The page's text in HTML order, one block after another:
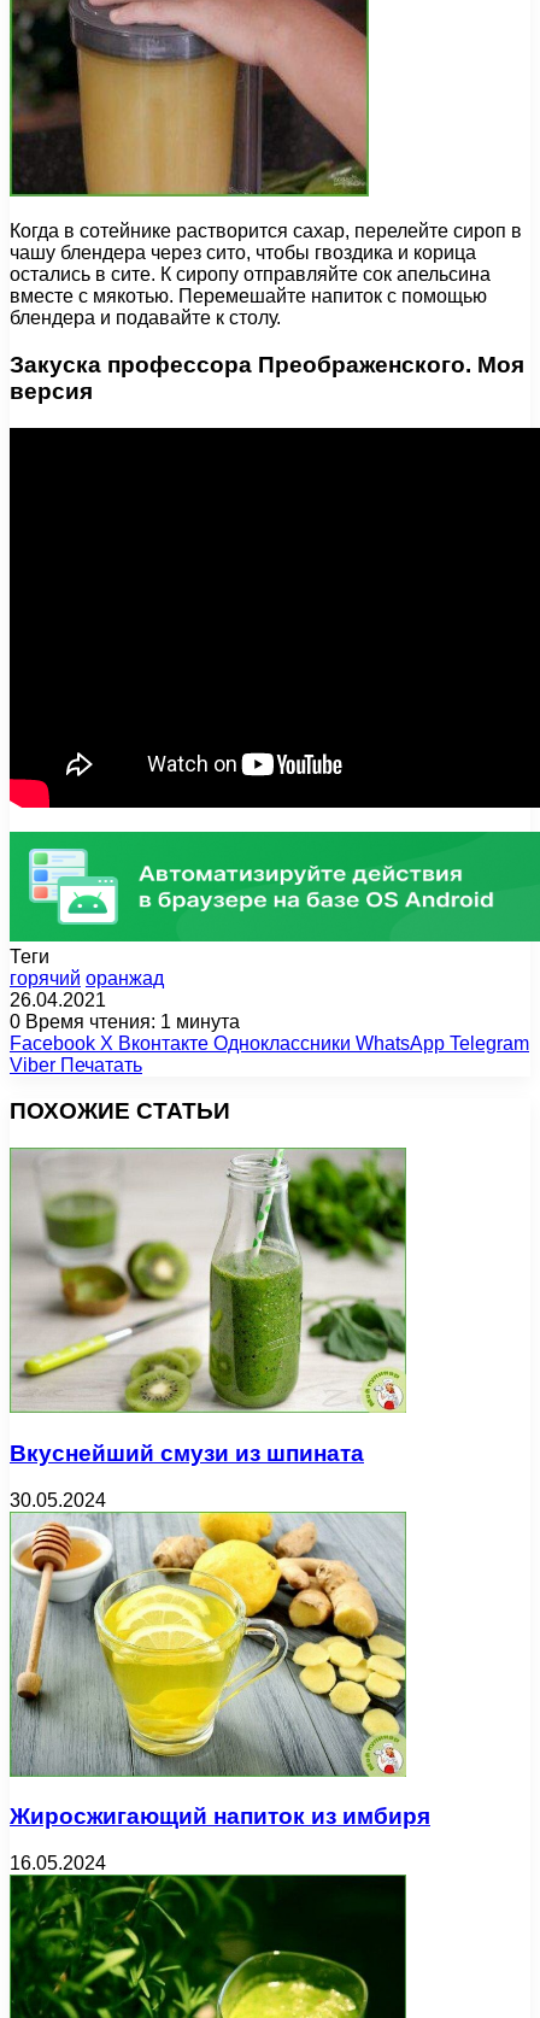
Когда в сотейнике растворится сахар, перелейте сироп в
чашу блендера через сито, чтобы гвоздика и корица
остались в сите. К сиропу отправляйте сок апельсина
вместе с мякотью. Перемешайте напиток с помощью
блендера и подавайте к столу.
Закуска профессора Преображенского. Моя
версия
Теги
горячий оранжад
26.04.2021
0 Время чтения: 1 минута
Facebook X Вконтакте Одноклассники WhatsApp Telegram
Viber Печатать
ПОХОЖИЕ СТАТЬИ
Вкуснейший смузи из шпината
30.05.2024
Жиросжигающий напиток из имбиря
16.05.2024